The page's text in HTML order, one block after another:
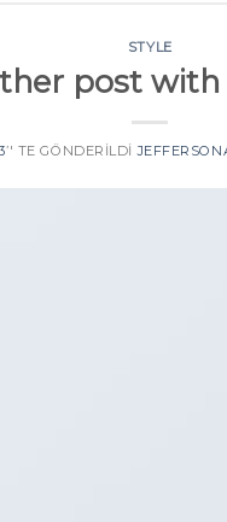
STYLE
post with
’' TE GÖNDERILDI